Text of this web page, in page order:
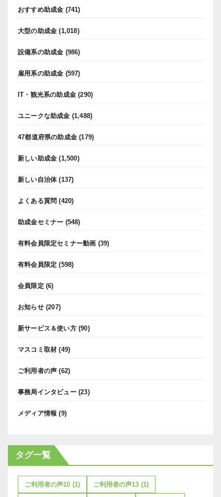
おすすめ助成金 (741)
大型の助成金 (1,018)
設備系の助成金 (986)
雇用系の助成金 (597)
IT・観光系の助成金 (290)
ユニークな助成金 (1,488)
47都道府県の助成金 (179)
新しい助成金 (1,500)
新しい自治体(137)
よくある質問 (420)
助成金セミナー (548)
有料会員限定セミナー動画 (39)
有料会員限定 (598)
会員限定 (6)
お知らせ(207)
新サービス＆使い方(90)
マスコミ取材 (49)
ご利用者の声 (62)
事務局インタビュー(23)
メディア情報 (9)
タグ一覧
ご利用者の声10 (1) ご利用者の声13 (1)